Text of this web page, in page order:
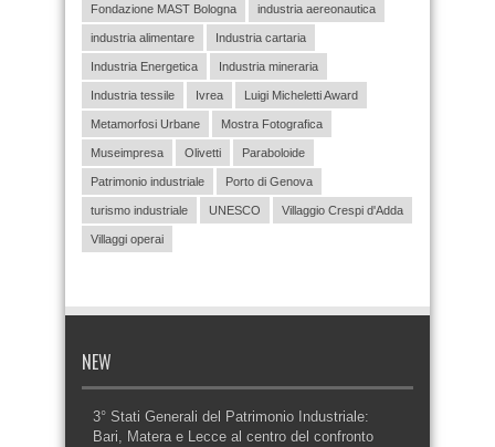
Fondazione MAST Bologna industria aereonautica
industria alimentare Industria cartaria
Industria Energetica Industria mineraria
Industria tessile Ivrea Luigi Micheletti Award
Metamorfosi Urbane Mostra Fotografica
Museimpresa Olivetti Paraboloide
Patrimonio industriale Porto di Genova
turismo industriale UNESCO Villaggio Crespi d'Adda
Villaggi operai
NEW
3° Stati Generali del Patrimonio Industriale:
Bari, Matera e Lecce al centro del confronto